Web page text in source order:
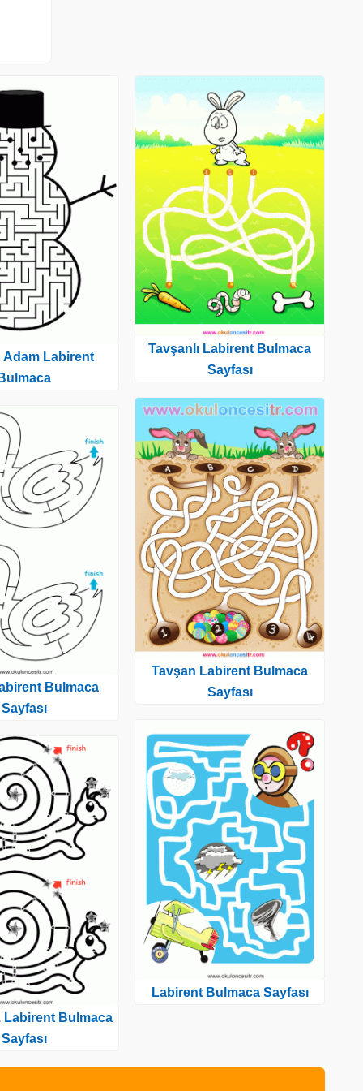
Adam Labirent
Bulmaca
Sayfası
Labirent Bulmaca
Sayfası
Tavşanlı Labirent Bulmaca
Sayfası
Tavşan Labirent Bulmaca
Sayfası
Labirent Bulmaca Sayfası